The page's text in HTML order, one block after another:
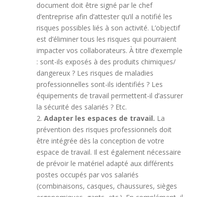
document doit être signé par le chef
d’entreprise afin d’attester qu’il a notifié les
risques possibles liés à son activité. L’objectif
est d’éliminer tous les risques qui pourraient
impacter vos collaborateurs. À titre d’exemple
: sont-ils exposés à des produits chimiques/
dangereux ? Les risques de maladies
professionnelles sont-ils identifiés ? Les
équipements de travail permettent-il d’assurer
la sécurité des salariés ? Etc.
Adapter les espaces de travail. La
prévention des risques professionnels doit
être intégrée dès la conception de votre
espace de travail. Il est également nécessaire
de prévoir le matériel adapté aux différents
postes occupés par vos salariés
(combinaisons, casques, chaussures, sièges